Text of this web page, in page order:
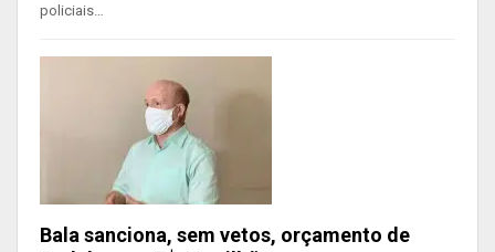
policiais…
Bala sanciona, sem vetos, orçamento de